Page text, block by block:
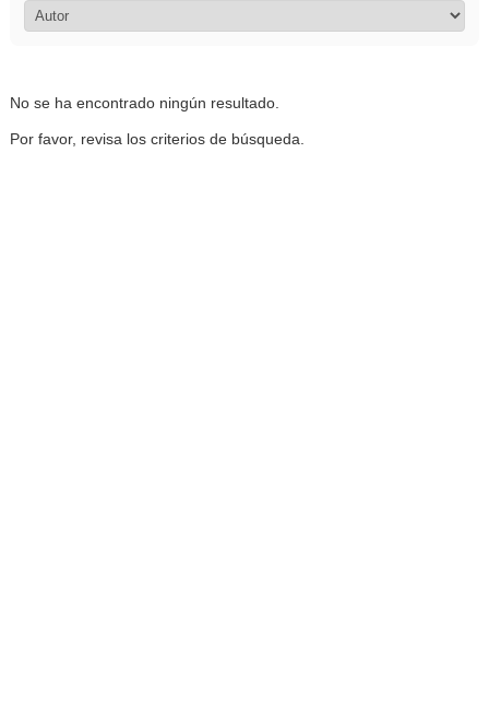
No se ha encontrado ningún resultado.
Por favor, revisa los criterios de búsqueda.